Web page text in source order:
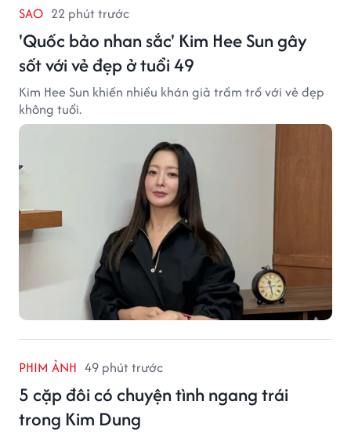
SAO 22 phút trước
'Quốc bảo nhan sắc' Kim Hee Sun gây
sốt với vẻ đẹp ở tuổi 49
Kim Hee Sun khiến nhiều khán giả trầm trồ với vẻ đẹp
không tuổi.
PHIM ẢNH 49 phút trước
5 cặp đôi có chuyện tình ngang trái
trong Kim Dung